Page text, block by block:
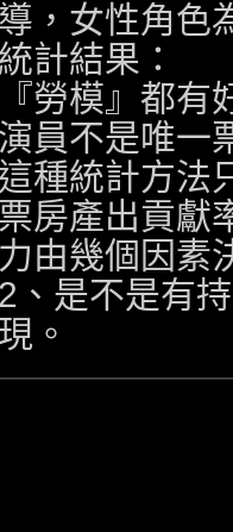
導，女性角色
統計結果：
『勞模』都
演員不是唯一
這種統計方法
票房產出貢獻
力由幾個因素
2、是不是有
現。